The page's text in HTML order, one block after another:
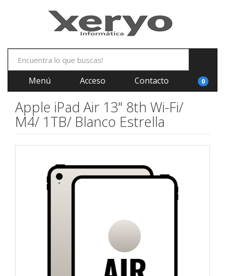
Menú Acceso Contacto 0
Apple iPad Air 13" 8th Wi-Fi/
M4/ 1TB/ Blanco Estrella